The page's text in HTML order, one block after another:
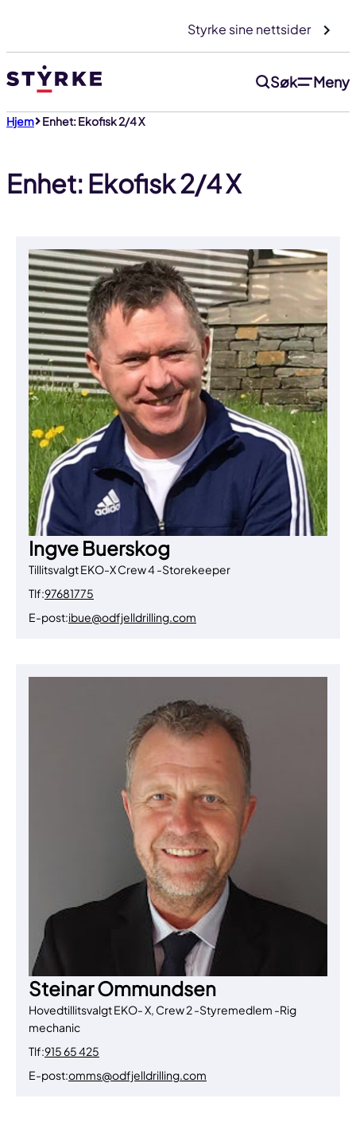
innhold
Styrke sine nettsider
Søk Meny
Hjem Enhet: Ekofisk 2/4 X
Enhet: Ekofisk 2/4 X
Ingve Buerskog
Tillitsvalgt EKO-X Crew 4 -Storekeeper
Tlf:97681775
E-post:ibue@odfjelldrilling.com
Steinar Ommundsen
Hovedtillitsvalgt EKO- X, Crew 2 -Styremedlem -Rig
mechanic
Tlf:915 65 425
E-post:omms@odfjelldrilling.com